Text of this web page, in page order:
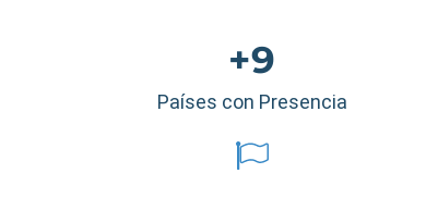
+9
Países con Presencia